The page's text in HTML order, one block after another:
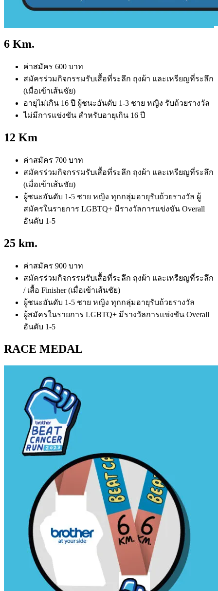
6 Km.
ค่าสมัคร 600 บาท
สมัครร่วมกิจกรรมรับเสื้อที่ระลึก ถุงผ้า และเหรียญที่ระลึก
(เมื่อเข้าเส้นชัย)
อายุไม่เกิน 16 ปี ผู้ชนะอันดับ 1-3 ชาย หญิง รับถ้วยรางวัล
ไม่มีการแข่งขัน สำหรับอายุเกิน 16 ปี
12 Km
ค่าสมัคร 700 บาท
สมัครร่วมกิจกรรมรับเสื้อที่ระลึก ถุงผ้า และเหรียญที่ระลึก
(เมื่อเข้าเส้นชัย)
ผู้ชนะอันดับ 1-5 ชาย หญิง ทุกกลุ่มอายุรับถ้วยรางวัล ผู้
สมัครในรายการ LGBTQ+ มีรางวัลการแข่งขัน Overall
อันดับ 1-5
25 km.
ค่าสมัคร 900 บาท
สมัครร่วมกิจกรรมรับเสื้อที่ระลึก ถุงผ้า และเหรียญที่ระลึก
/ เสื้อ Finisher (เมื่อเข้าเส้นชัย)
ผู้ชนะอันดับ 1-5 ชาย หญิง ทุกกลุ่มอายุรับถ้วยรางวัล
ผู้สมัครในรายการ LGBTQ+ มีรางวัลการแข่งขัน Overall
อันดับ 1-5
RACE MEDAL